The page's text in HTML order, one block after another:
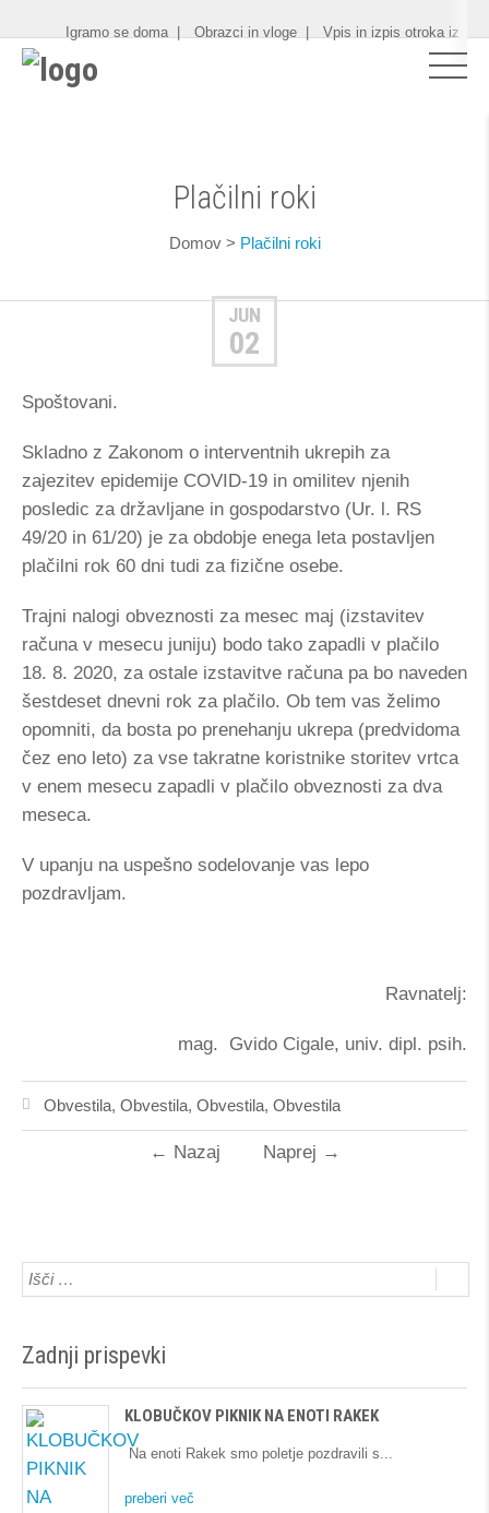
Igramo se doma Obrazci in vloge Vpis in izpis otroka iz
Plačilni roki
Domov > Plačilni roki
JUN
02
Spoštovani.
Skladno z Zakonom o interventnih ukrepih za
zajezitev epidemije COVID-19 in omilitev njenih
posledic za državljane in gospodarstvo (Ur. l. RS
49/20 in 61/20) je za obdobje enega leta postavljen
plačilni rok 60 dni tudi za fizične osebe.
Trajni nalogi obveznosti za mesec maj (izstavitev
računa v mesecu juniju) bodo tako zapadli v plačilo
18. 8. 2020, za ostale izstavitve računa pa bo naveden
šestdeset dnevni rok za plačilo. Ob tem vas želimo
opomniti, da bosta po prenehanju ukrepa (predvidoma
čez eno leto) za vse takratne koristnike storitev vrtca
v enem mesecu zapadli v plačilo obveznosti za dva
meseca.
V upanju na uspešno sodelovanje vas lepo
pozdravljam.
Ravnatelj:
mag. Gvido Cigale, univ. dipl. psih.
Obvestila, Obvestila, Obvestila, Obvestila
← Nazaj Naprej →
Zadnji prispevki
KLOBUČKOV PIKNIK NA ENOTI RAKEK
Na enoti Rakek smo poletje pozdravili s
preberi več